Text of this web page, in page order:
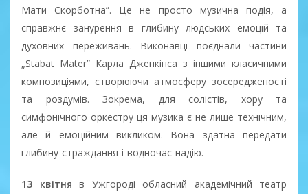
Мати Скорботна”. Це не просто музична подія, а
справжнє занурення в глибину людських емоцій та
духовних переживань. Виконавці поєднали частини
„Stabat Mater” Карла Дженкінса з іншими класичними
композиціями, створюючи атмосферу зосередженості
та роздумів. Зокрема, для солістів, хору та
симфонічного оркестру ця музика є не лише технічним,
але й емоційним викликом. Вона здатна передати
глибину страждання і водночас надію.
13 квітня в Ужгороді обласний академічний театр